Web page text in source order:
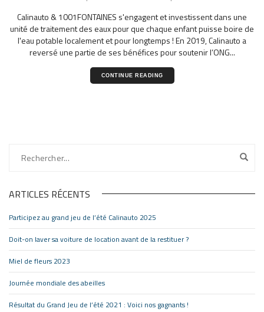
Calinauto & 1001FONTAINES s'engagent et investissent dans une
unité de traitement des eaux pour que chaque enfant puisse boire de
l'eau potable localement et pour longtemps ! En 2019, Calinauto a
reversé une partie de ses bénéfices pour soutenir l’ONG...
CONTINUE READING
ARTICLES RÉCENTS
Participez au grand jeu de l’été Calinauto 2025
Doit-on laver sa voiture de location avant de la restituer ?
Miel de fleurs 2023
Journée mondiale des abeilles
Résultat du Grand Jeu de l’été 2021 : Voici nos gagnants !